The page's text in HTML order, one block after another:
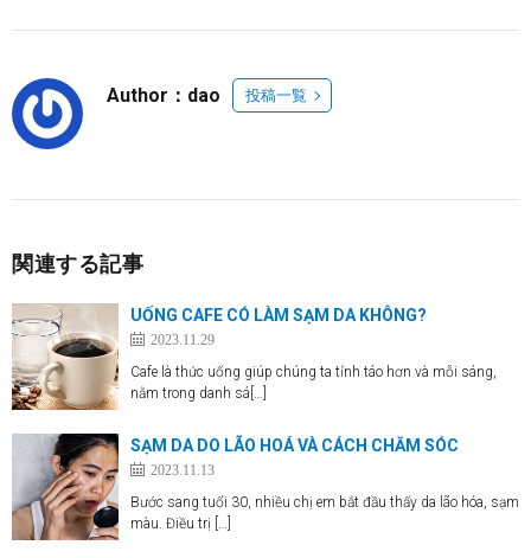
Author：dao 投稿一覧
関連する記事
UỐNG CAFE CÓ LÀM SẠM DA KHÔNG?
2023.11.29
Cafe là thức uống giúp chúng ta tỉnh táo hơn và mỗi sáng,
nằm trong danh sá[…]
SẠM DA DO LÃO HOÁ VÀ CÁCH CHĂM SÓC
2023.11.13
Bước sang tuổi 30, nhiều chị em bắt đầu thấy da lão hóa, sạm
màu. Điều trị […]